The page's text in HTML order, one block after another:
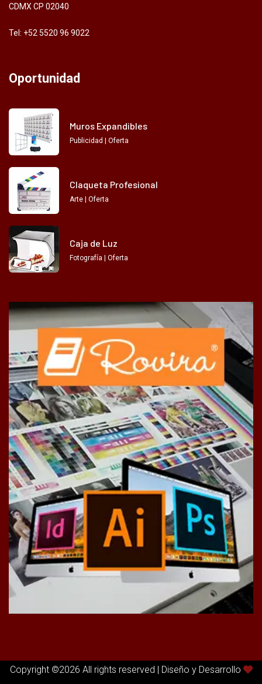
CDMX CP 02040
Tel: +52 5520 96 9022
Oportunidad
Muros Expandibles
Publicidad | Oferta
Claqueta Profesional
Arte | Oferta
Caja de Luz
Fotografía | Oferta
Copyright ©2026 All rights reserved | Diseño y Desarrollo